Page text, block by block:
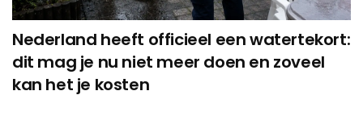
Nederland heeft officieel een watertekort:
dit mag je nu niet meer doen en zoveel
kan het je kosten